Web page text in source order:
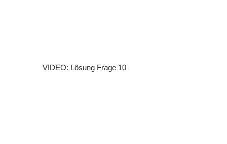
VIDEO: Lösung Frage 10